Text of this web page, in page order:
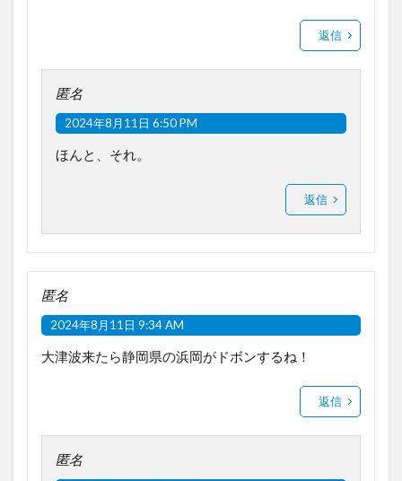
返信
匿名
2024年8月11日 6:50 PM
ほんと、それ。
返信
匿名
2024年8月11日 9:34 AM
大津波来たら静岡県の浜岡がドボンするね！
返信
匿名